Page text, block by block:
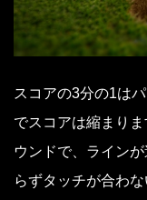
スコアの3分の1は
でスコアは縮まり
ウンドで、ライン
らずタッチが合わ